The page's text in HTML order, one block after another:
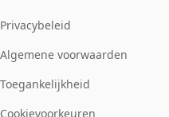
Privacybeleid
Algemene voorwaarden
Toegankelijkheid
Cookievoorkeuren